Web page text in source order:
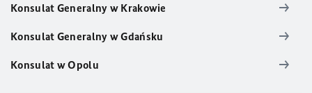
Konsulat Generalny w Krakowie
Konsulat Generalny w Gdańsku
Konsulat w Opolu